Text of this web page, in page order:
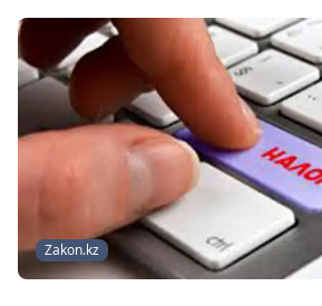
Zakon.kz